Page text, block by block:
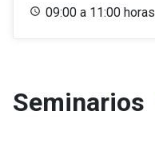
09:00 a 11:00 horas
Seminarios